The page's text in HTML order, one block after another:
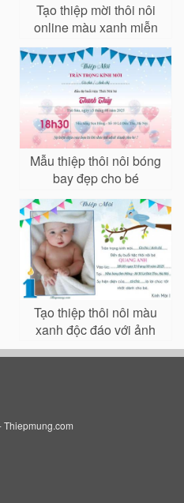
Tạo thiệp mời thôi nôi
online màu xanh miễn
phí
Mẫu thiệp thôi nôi bóng
bay đẹp cho bé
Tạo thiệp thôi nôi màu
xanh độc đáo với ảnh
của bé trai
Thiepmung.com